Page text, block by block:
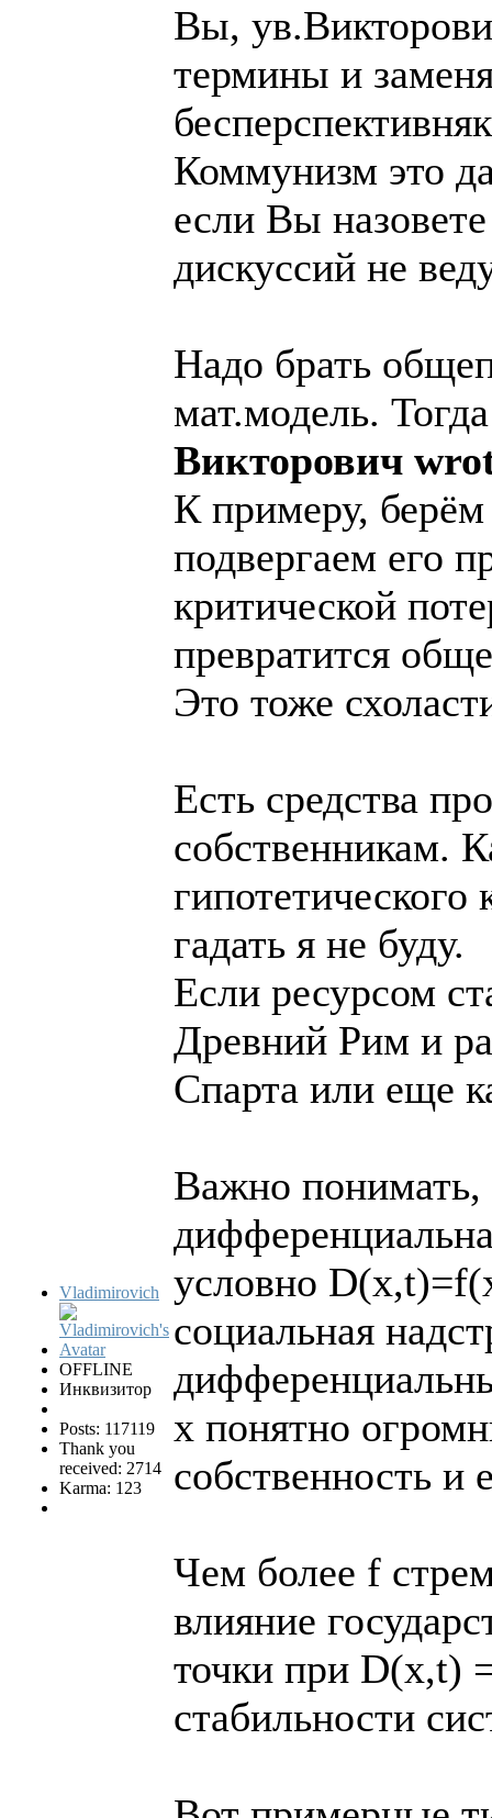
Vladimirovich
OFFLINE
Инквизитор
Posts: 117119
Thank you
received: 2714
Karma: 123
Вы,
термины и
Коммунизм это
если Вы
дискуссий не
Надо брать
мат.модель.
Викторович
К примеру,
подвергаем его
критической
превратится
Это тоже
Есть средства
собственникам.
гипотетического
гадать я не буду.
Если ресурсом
Древний Рим и
Спарта или еще
Важно понимать,
условно
социальная
х понятно
собственность и
Чем более f
влияние
точки при D(x,t)
стабильности